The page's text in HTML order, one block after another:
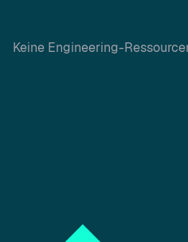
Keine Engineering-